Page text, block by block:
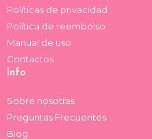
Políticas de privacidad
Política de reembolso
Manual de uso
Contactos
Info
Sobre nosotras
Preguntas Frecuentes
Blog